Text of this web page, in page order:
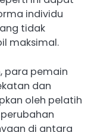
individu
tidak
maksimal.
para pemain
dan
oleh pelatih
di antara